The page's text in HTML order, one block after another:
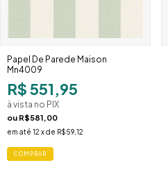
Papel De Parede Maison
Mn4009
R$ 551,95
à vista no PIX
ou R$581,00
em até 12 x de R$59,12